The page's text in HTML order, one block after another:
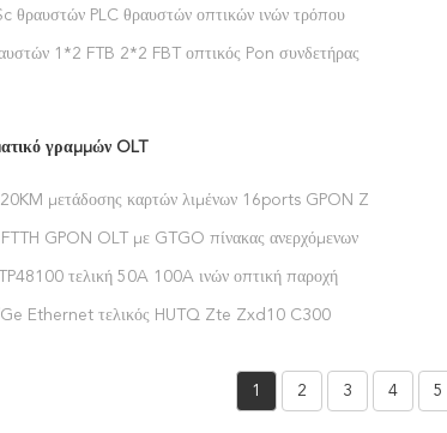
θραυστών PLC θραυστών οπτικών ινών τρόπου
1*2 FTB 2*2 FBT οπτικός Pon συνδετήρας
γραμμών OLT
μετάδοσης καρτών λιμένων 16ports GPON ZTE
GPON OLT με GTGO πίνακας ανερχόμενων
τελική 50A 100A ινών οπτική παροχή
ρεύματος δικτύων
Ethernet τελικός HUTQ Zte Zxd10 C300
1 2 3 4 5